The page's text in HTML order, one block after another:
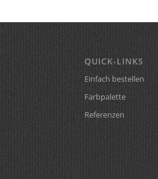
QUICK-LINKS
Einfach bestellen
Farbpalette
Referenzen